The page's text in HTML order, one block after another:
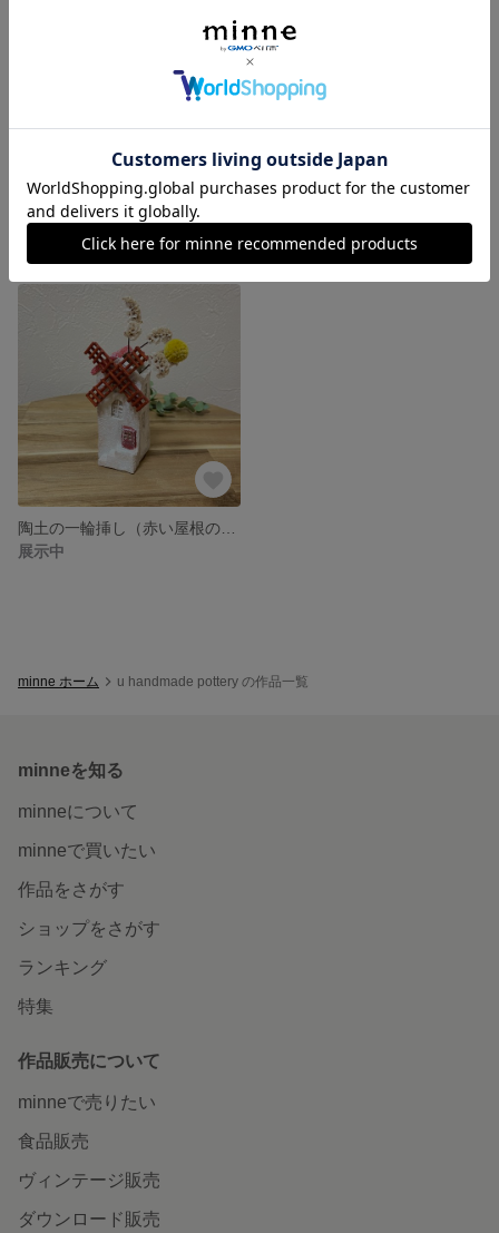
陶土の一輪挿し（黄色いアパートメント）
展示中
陶土の一輪挿し（青い屋根の風車）
展示中
展示中
minne ホーム u handmade pottery の作品一覧
minneを知る
minneについて
minneで買いたい
作品をさがす
ショップをさがす
ランキング
特集
作品販売について
minneで売りたい
食品販売
ヴィンテージ販売
ダウンロード販売